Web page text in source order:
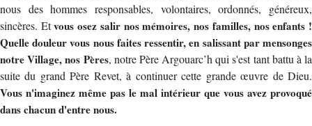
nous des hommes responsables, volontaires, ordonnés, généreux,
sincères. Etvous osez salir nos mémoires, nos familles, nos enfants !
Quelle douleur vous nous faites ressentir, en salissant par mensonges
notre Village, nos Pères, notre Père Argouarc’h qui s'est tant battu à la
suite du grand Père Revet, à continuer cette grande œuvre de Dieu.
Vous n'imaginez même pas le mal intérieur que vous avez provoqué
dans chacun d'entre nous.